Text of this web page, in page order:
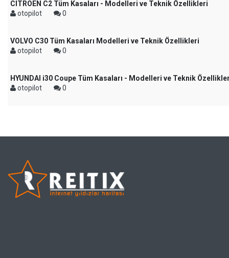
CITROEN C2 Tüm Kasaları - Modelleri ve Teknik Özellikleri
otopilot
0
VOLVO C30 Tüm Kasaları Modelleri ve Teknik Özellikleri
otopilot
0
HYUNDAI i30 Coupe Tüm Kasaları - Modelleri ve Teknik
otopilot
0